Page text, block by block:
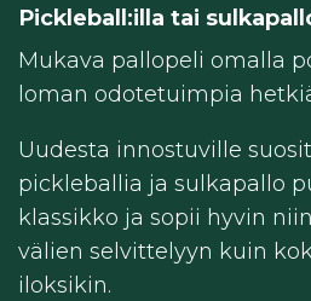
Pickleball:illa tai
Mukava pallopeli omalla
loman odotetuimpia
Uudesta innostuville
pickleballia ja sulkapallo
klassikko ja sopii hyvin
välien selvittelyyn kuin
iloksikin.